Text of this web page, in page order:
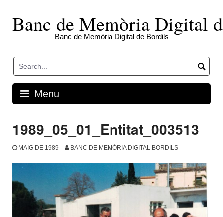
contentBanc de Memòria Digital
Banc de Memòria Digital de Bordils
Menu
1989_05_01_Entitat_003513
MAIG DE 1989 BANC DE MEMÒRIA DIGITAL BORDILS